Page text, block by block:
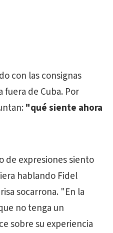
con las consignas
fuera de Cuba. Por
"qué siente ahora
de expresiones siento
hablando Fidel
socarrona. "En la
no tenga un
sobre su experiencia